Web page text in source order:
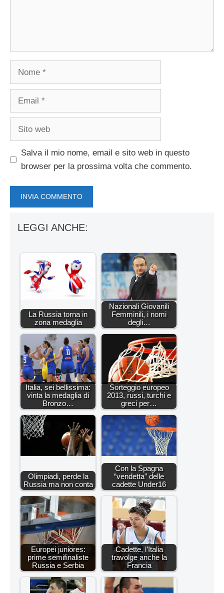
Nome
Email
Sito
Salva il mio nome, email e sito web in questo
browser per la prossima volta che commento.
LEGGI ANCHE:
La Russia torna in
zona medaglia
Nazionali Giovanili
Femminili, i nomi
degli…
Italia, sei bellissima:
vinta la medaglia di
Bronzo…
Sorteggio europeo
2013, russi, turchi e
greci per…
Olimpiadi, perde la
Russia ma non conta
Con la Spagna
“vendetta” delle
cadette Under16
Europei juniores:
prime semifinaliste
Russia e Serbia
Cadette, l’Italia
travolge anche la
Francia